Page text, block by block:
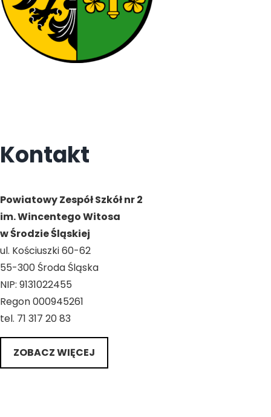
Kontakt
Powiatowy Zespół Szkół nr 2
im. Wincentego Witosa
w Środzie Śląskiej
ul. Kościuszki 60-62
55-300 Środa Śląska
NIP: 9131022455
Regon 000945261
tel. 71 317 20 83
ZOBACZ WIĘCEJ